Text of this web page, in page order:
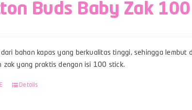
Buds Baby Zak
dari bahan kapas yang berkualitas tinggi, sehingga
zak yang praktis dengan isi 100 stick.
Details